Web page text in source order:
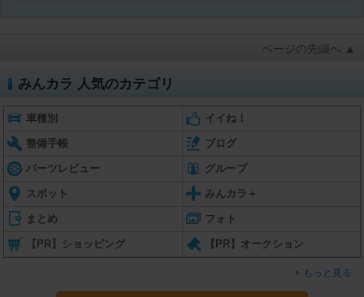
ページの先頭へ ▲
みんカラ 人気のカテゴリ
車種別 イイね！
整備手帳 ブログ
パーツレビュー グループ
スポット みんカラ＋
まとめ フォト
【PR】ショッピング 【PR】オークション
もっと見る